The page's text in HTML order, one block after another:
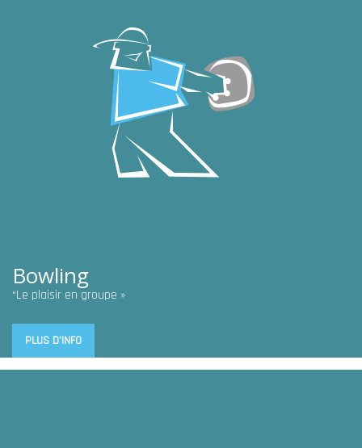
Bowling
“Le plaisir en groupe »
PLUS D'INFO